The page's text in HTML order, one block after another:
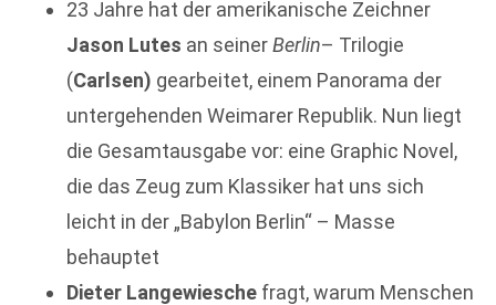
23 Jahre hat der amerikanische Zeichner
Jason Lutes an seinerBerlin– Trilogie
(Carlsen) gearbeitet, einem Panorama der
untergehenden Weimarer Republik. Nun liegt
die Gesamtausgabe vor: eine Graphic Novel,
die das Zeug zum Klassiker hat uns sich
leicht in der „Babylon Berlin“ – Masse
behauptet
Dieter Langewiesche fragt, warum Menschen